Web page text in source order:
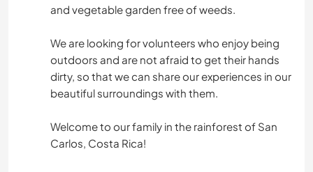
and vegetable garden free of weeds.
We are looking for volunteers who enjoy being
outdoors and are not afraid to get their hands
dirty, so that we can share our experiences in our
beautiful surroundings with them.
Welcome to our family in the rainforest of San
Carlos, Costa Rica!